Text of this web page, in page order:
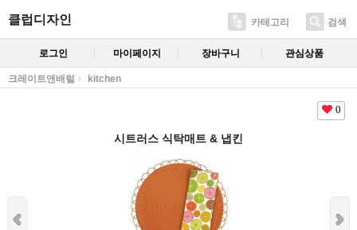
클럽디자인 카테고리 검색
로그인 마이페이지 장바구니 관심상품
크레이트앤배럴 kitchen
0
시트러스 식탁매트 & 냅킨